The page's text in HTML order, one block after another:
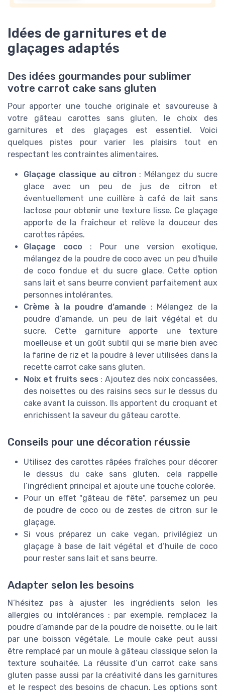
Idées de garnitures et de
glaçages adaptés
Des idées gourmandes pour sublimer
votre carrot cake sans gluten
Pour apporter une touche originale et savoureuse à
votre gâteau carottes sans gluten, le choix des
garnitures et des glaçages est essentiel. Voici
quelques pistes pour varier les plaisirs tout en
respectant les contraintes alimentaires.
Glaçage classique au citron : Mélangez du sucre
glace avec un peu de jus de citron et
éventuellement une cuillère à café de lait sans
lactose pour obtenir une texture lisse. Ce glaçage
apporte de la fraîcheur et relève la douceur des
carottes râpées.
Glaçage coco : Pour une version exotique,
mélangez de la poudre de coco avec un peu d'huile
de coco fondue et du sucre glace. Cette option
sans lait et sans beurre convient parfaitement aux
personnes intolérantes.
Crème à la poudre d’amande : Mélangez de la
poudre d’amande, un peu de lait végétal et du
sucre. Cette garniture apporte une texture
moelleuse et un goût subtil qui se marie bien avec
la farine de riz et la poudre à lever utilisées dans la
recette carrot cake sans gluten.
Noix et fruits secs : Ajoutez des noix concassées,
des noisettes ou des raisins secs sur le dessus du
cake avant la cuisson. Ils apportent du croquant et
enrichissent la saveur du gâteau carotte.
Conseils pour une décoration réussie
Utilisez des carottes râpées fraîches pour décorer
le dessus du cake sans gluten, cela rappelle
l’ingrédient principal et ajoute une touche colorée.
Pour un effet "gâteau de fête", parsemez un peu
de poudre de coco ou de zestes de citron sur le
glaçage.
Si vous préparez un cake vegan, privilégiez un
glaçage à base de lait végétal et d’huile de coco
pour rester sans lait et sans beurre.
Adapter selon les besoins
N’hésitez pas à ajuster les ingrédients selon les
allergies ou intolérances : par exemple, remplacez la
poudre d’amande par de la poudre de noisette, ou le lait
par une boisson végétale. Le moule cake peut aussi
être remplacé par un moule à gâteau classique selon la
texture souhaitée. La réussite d’un carrot cake sans
gluten passe aussi par la créativité dans les garnitures
et le respect des besoins de chacun. Les options sont